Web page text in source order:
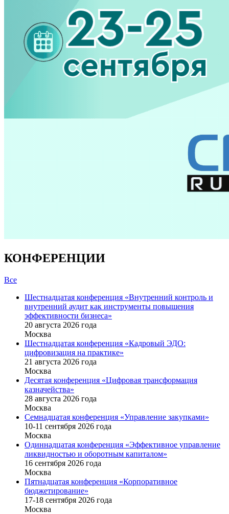
КОНФЕРЕНЦИИ
Все
Шестнадцатая конференция «Внутренний контроль и
внутренний аудит как инструменты повышения
эффективности бизнеса»
20 августа 2026 года
Москва
Шестнадцатая конференция «Кадровый ЭДО:
цифровизация на практике»
21 августа 2026 года
Москва
Десятая конференция «Цифровая трансформация
казначейства»
28 августа 2026 года
Москва
Семнадцатая конференция «Управление закупками»
10-11 сентября 2026 года
Москва
Одиннадцатая конференция «Эффективное управление
ликвидностью и оборотным капиталом»
16 cентября 2026 года
Москва
Пятнадцатая конференция «Корпоративное
бюджетирование»
17-18 сентября 2026 года
Москва